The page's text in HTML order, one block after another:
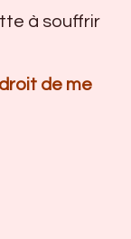
à souffrir
de me